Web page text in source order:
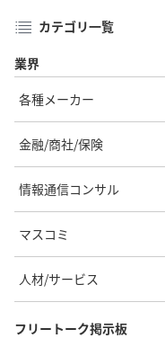
カテゴリ一覧
業界
各種メーカー
金融/商社/保険
情報通信コンサル
マスコミ
人材/サービス
フリートーク掲示板